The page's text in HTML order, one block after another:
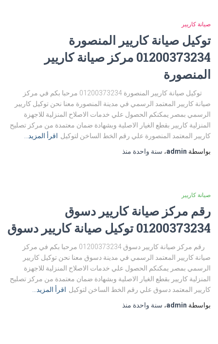
صيانة كاريير
توكيل صيانة كاريير المنصورة
01200373234 مركز صيانة كاريير
المنصورة
توكيل صيانة كاريير المنصورة 01200373234 مرحبا بكم في مركز
صيانة كاريير المعتمد الرسمي في مدينة المنصورة معنا نحن توكيل كاريير
الرسمي بمصر يمكنكم الحصول علي خدمات الاصلاح المنزلية للاجهزة
المنزلية كاريير بقطع الغيار الاصلية وبشهادة ضمان معتمدة من مركز تصليح
كاريير المعتمد المنصورة علي رقم الخط الساخن لتوكيل اقرأ المزيد…
بواسطة admin، سنة واحدة منذ
صيانة كاريير
رقم مركز صيانة كاريير دسوق
01200373234 توكيل صيانة كاريير دسوق
رقم مركز صيانة كاريير دسوق 01200373234 مرحبا بكم في مركز
صيانة كاريير المعتمد الرسمي في مدينة دسوق معنا نحن توكيل كاريير
الرسمي بمصر يمكنكم الحصول علي خدمات الاصلاح المنزلية للاجهزة
المنزلية كاريير بقطع الغيار الاصلية وبشهادة ضمان معتمدة من مركز تصليح
كاريير المعتمد دسوق علي رقم الخط الساخن لتوكيل اقرأ المزيد…
بواسطة admin، سنة واحدة منذ